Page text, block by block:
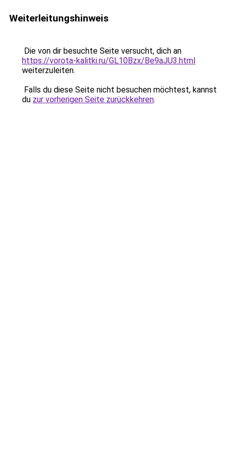
Weiterleitungshinweis
Die von dir besuchte Seite versucht, dich an
https://vorota-kalitki.ru/GL10Bzx/Be9aJU3.html
weiterzuleiten.
Falls du diese Seite nicht besuchen möchtest, kannst
du zur vorherigen Seite zurückkehren.